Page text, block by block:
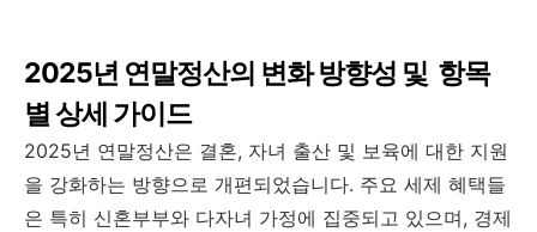
2025년 연말정산의 변화 방향성 및 항목
별 상세 가이드
2025년 연말정산은 결혼, 자녀 출산 및 보육에 대한 지원
을 강화하는 방향으로 개편되었습니다. 주요 세제 혜택들
은 특히 신혼부부와 다자녀 가정에 집중되고 있으며, 경제